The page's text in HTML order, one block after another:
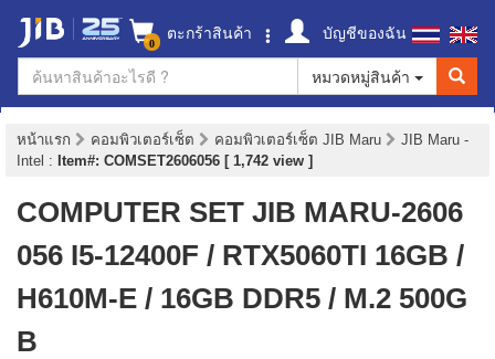
0 ตะกร้าสินค้า
บัญชีของฉัน
หมวดหมู่สินค้า
หน้าแรก คอมพิวเตอร์เซ็ต คอมพิวเตอร์เซ็ต JIB Maru
JIB Maru -
Intel : Item#: COMSET2606056 [ 1,742 view ]
COMPUTER SET JIB MARU-2606
056 I5-12400F / RTX5060TI 16GB /
H610M-E / 16GB DDR5 / M.2 500G
B